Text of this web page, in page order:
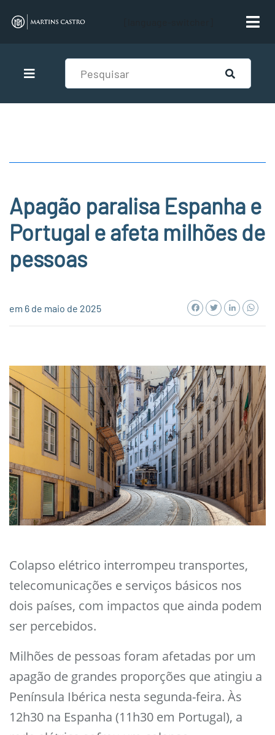
Apagão paralisa Espanha e
Portugal e afeta milhões de
pessoas
em 6 de maio de 2025 Facebook
Twitter
Colapso elétrico interrompeu transportes,
telecomunicações e serviços básicos nos
dois países, com impactos que ainda podem
ser percebidos.
Milhões de pessoas foram afetadas por um
apagão de grandes proporções que atingiu a
Península Ibérica nesta segunda-feira. Às
12h30 na Espanha (11h30 em Portugal), a